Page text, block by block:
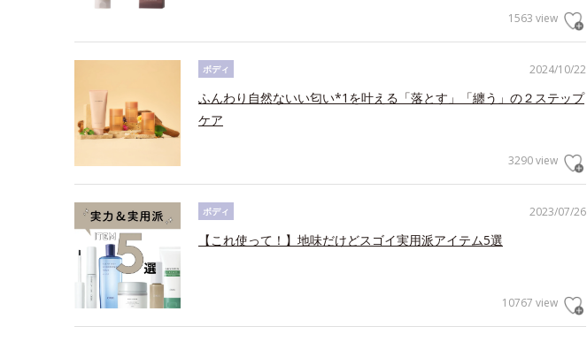
1563 view
2024/10/22
ボディ
ふんわり自然ないい匂い*1を叶える「落とす」「纏う」の２ステップ
ケア
3290 view
2023/07/26
ボディ
【これ使って！】地味だけどスゴイ実用派アイテム5選
10767 view